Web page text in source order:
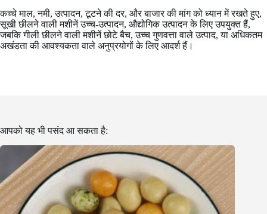
कच्चे माल, नमी, उत्पादन, टूटने की दर, और बाजार की मांग को ध्यान में रखते हुए,
सूखी छीलने वाली मशीनें उच्च-उत्पादन, औद्योगिक उत्पादन के लिए उपयुक्त हैं,
जबकि गीली छीलने वाली मशीनें छोटे बैच, उच्च गुणवत्ता वाले उत्पाद, या अधिकतम
अखंडता की आवश्यकता वाले अनुप्रयोगों के लिए आदर्श हैं।
आपको यह भी पसंद आ सकता है: